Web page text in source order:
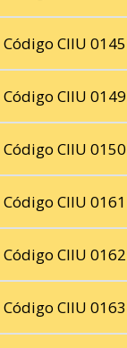
Código CIIU 0145
Código CIIU 0149
Código CIIU 0150
Código CIIU 0161
Código CIIU 0162
Código CIIU 0163